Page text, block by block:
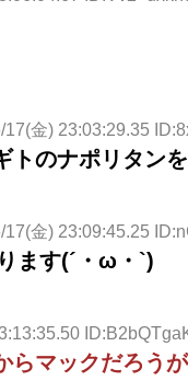
17(金) 23:03:29.35
トのナポリタン
17(金) 23:09:45.25
ます(´・ω・`)
らマックだろう